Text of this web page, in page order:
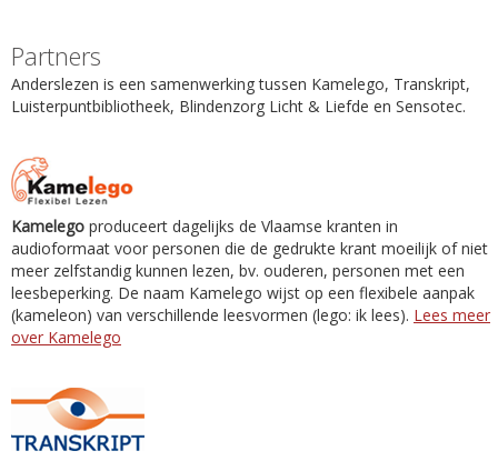
Partners
Anderslezen is een samenwerking tussen Kamelego, Transkript,
Luisterpuntbibliotheek, Blindenzorg Licht & Liefde en Sensotec.
Kamelego produceert dagelijks de Vlaamse kranten in
audioformaat voor personen die de gedrukte krant moeilijk of niet
meer zelfstandig kunnen lezen, bv. ouderen, personen met een
leesbeperking. De naam Kamelego wijst op een flexibele aanpak
(kameleon) van verschillende leesvormen (lego: ik lees). Lees meer
over Kamelego